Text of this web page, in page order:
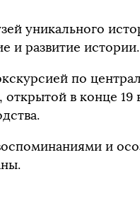
уникального
и развитие истории.
по
в конце 19
и